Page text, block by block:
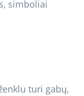
turi gabų,